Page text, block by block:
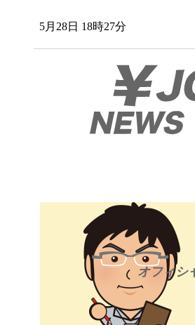
5月28日 18時27分